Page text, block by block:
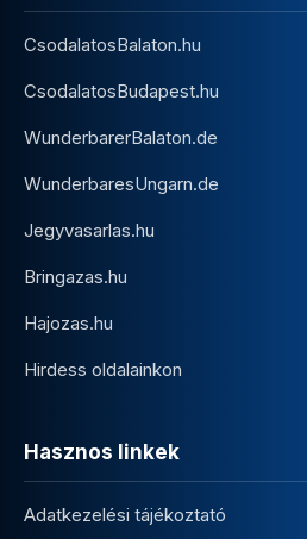
CsodalatosBalaton.hu
CsodalatosBudapest.hu
WunderbarerBalaton.de
WunderbaresUngarn.de
Jegyvasarlas.hu
Bringazas.hu
Hajozas.hu
Hirdess oldalainkon
Hasznos linkek
Adatkezelési tájékoztató